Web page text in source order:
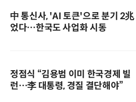
中 통신사, 'AI 토큰'으로 분기 2兆
었다…한국도 사업화 시동
정점식 “김용범 이미 한국경제 빌
런…李 대통령, 경질 결단해야”